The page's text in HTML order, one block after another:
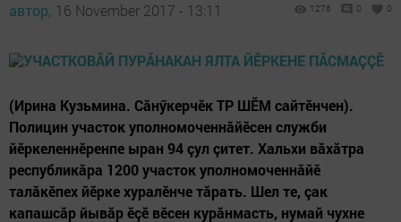
автор, 16 November 2017 - 13:11 1276 0 0
(Ирина Кузьмина. Сăнӳкерчӗк ТР ШӖМ сайтӗнчен).
Полицин участок уполномоченнăйӗсен служби
йӗркеленнӗренпе ыран 94 çул çитет. Хальхи вăхăтра
республикăра 1200 участок уполномоченнăйӗ
талăкӗпех йӗрке хуралӗнче тăрать. Шел те, çак
капашсăр йывăр ӗçӗ вӗсен курăнмасть, нумай чухне